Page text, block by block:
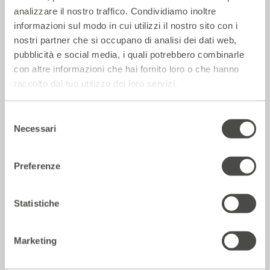
analizzare il nostro traffico. Condividiamo inoltre
informazioni sul modo in cui utilizzi il nostro sito con i
nostri partner che si occupano di analisi dei dati web,
pubblicità e social media, i quali potrebbero combinarle
con altre informazioni che hai fornito loro o che hanno
raccolto dal tuo utilizzo dei loro servizi.
delNecessari
Preferenze
Statistiche
Marketing
La Repubblica – In scena gli eroi di
strada secondo Raffaele Viviani